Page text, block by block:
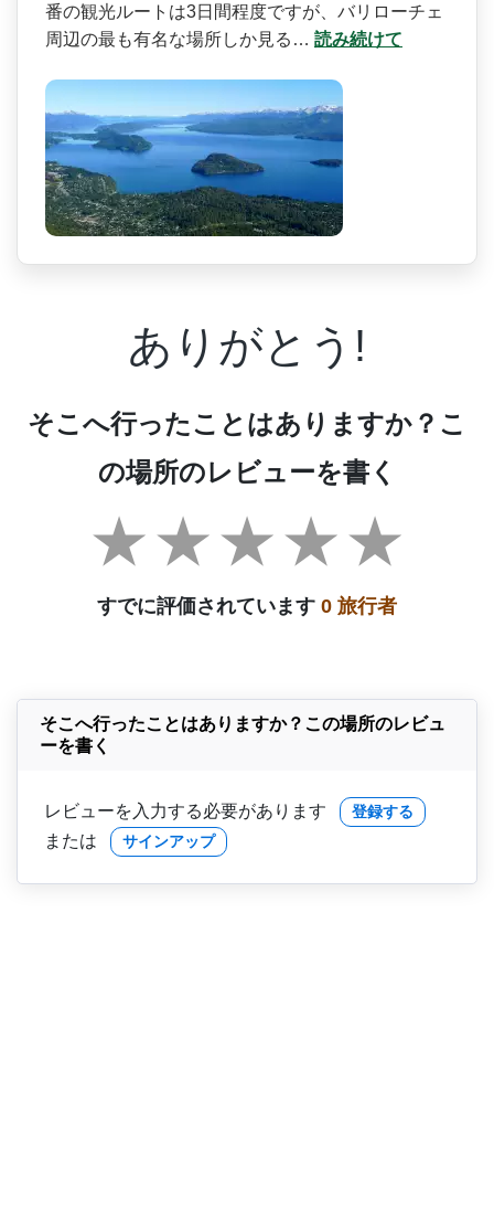
番の観光ルートは3日間程度ですが、バリローチ­ェ
周辺の最も有名な場所しか見る… 読み続けて
ありがとう!
そこへ行ったことはありますか？こ
の場所のレビューを書く
すでに評価されています 0 旅行者
そこへ行ったことはありますか？この場所のレビュ
ーを書く
レビューを入力する必要があります 登録する
または サインアップ